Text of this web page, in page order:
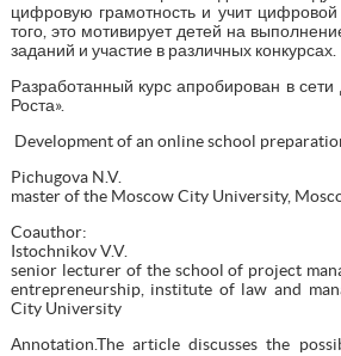
цифровую грамотность и учит
того, это мотивирует детей на
заданий и участие в различных конкурсах.
Разработанный курс апробирован в сети
Роста».
Development of an online school
Pichugova N.V.
master of the Moscow City University,
Coauthor:
Istochnikov V.V.
senior lecturer of the school of project
entrepreneurship, institute of law and
City University
Аnnotation.The article discusses the